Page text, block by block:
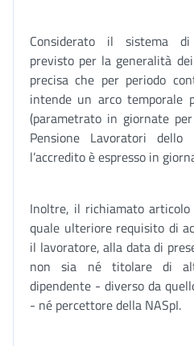
Considerato il sistema
previsto per la generalità
precisa che per periodo
intende un arco temporale
(parametrato in giornate
Pensione Lavoratori
l’accredito è espresso in
Inoltre, il richiamato
quale ulteriore requisito di
il lavoratore, alla data di
non sia né titolare di
dipendente - diverso da
- né percettore della NASpI.